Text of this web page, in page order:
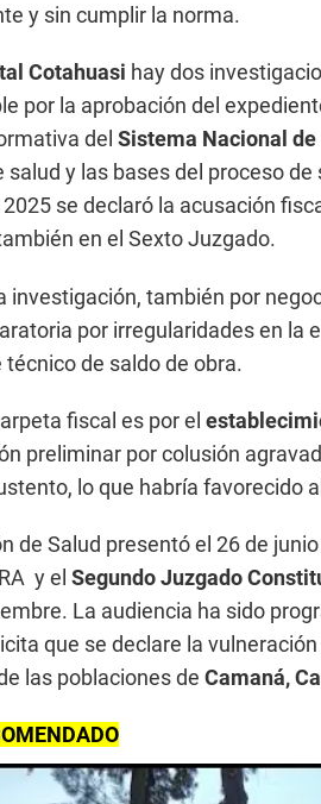
y sin cumplir la norma.
Cotahuasi hay dos
por la aprobación del
del Sistema Nacional
salud y las bases del proceso
se declaró la acusación
en el Sexto Juzgado.
investigación, también por
por irregularidades en la
de saldo de obra.
fiscal es por el
preliminar por colusión
lo que habría favorecido
de Salud presentó el 26 de
y el Segundo Juzgado
La audiencia ha sido
que se declare la
las poblaciones de Camaná,